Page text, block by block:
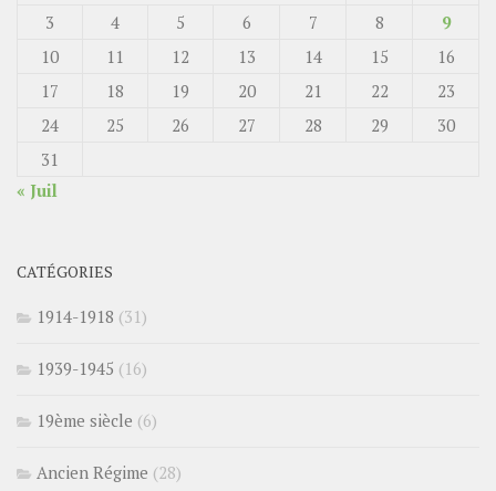
3
4 5 6 7 8
9
10
11 12 13 14 15
16
17
18 19 20 21 22
23
24
25 26 27 28 29
30
31
« Juil
CATÉGORIES
1914-1918 (31)
1939-1945 (16)
19ème siècle (6)
Ancien Régime (28)